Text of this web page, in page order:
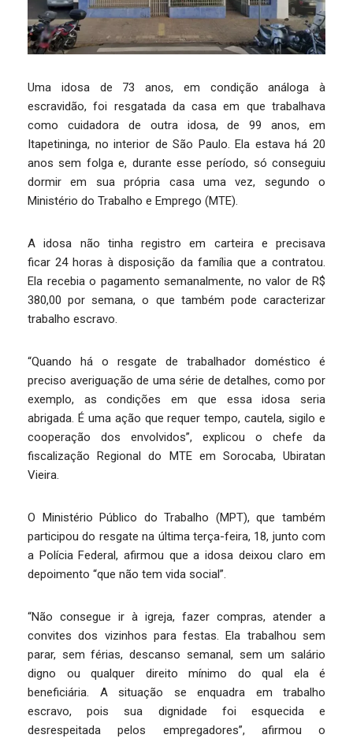
Uma idosa de 73 anos, em condição análoga à
escravidão, foi resgatada da casa em que trabalhava
como cuidadora de outra idosa, de 99 anos, em
Itapetininga, no interior de São Paulo. Ela estava há 20
anos sem folga e, durante esse período, só conseguiu
dormir em sua própria casa uma vez, segundo o
Ministério do Trabalho e Emprego (MTE).
A idosa não tinha registro em carteira e precisava
ficar 24 horas à disposição da família que a contratou.
Ela recebia o pagamento semanalmente, no valor de R$
380,00 por semana, o que também pode caracterizar
trabalho escravo.
“Quando há o resgate de trabalhador doméstico é
preciso averiguação de uma série de detalhes, como por
exemplo, as condições em que essa idosa seria
abrigada. É uma ação que requer tempo, cautela, sigilo e
cooperação dos envolvidos”, explicou o chefe da
fiscalização Regional do MTE em Sorocaba, Ubiratan
Vieira.
O Ministério Público do Trabalho (MPT), que também
participou do resgate na última terça-feira, 18, junto com
a Polícia Federal, afirmou que a idosa deixou claro em
depoimento “que não tem vida social”.
“Não consegue ir à igreja, fazer compras, atender a
convites dos vizinhos para festas. Ela trabalhou sem
parar, sem férias, descanso semanal, sem um salário
digno ou qualquer direito mínimo do qual ela é
beneficiária. A situação se enquadra em trabalho
escravo, pois sua dignidade foi esquecida e
desrespeitada pelos empregadores”, afirmou o